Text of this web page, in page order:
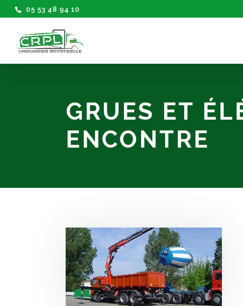
05 53 48 94 10
GRUES ET
ENCONTRE